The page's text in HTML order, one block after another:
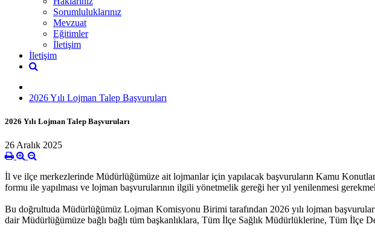
Sorumluluklarınız
Mevzuat
Eğitimler
İletişim
İletişim
2026 Yılı Lojman Talep Başvuruları
2026 Yılı Lojman Talep Başvuruları
26 Aralık 2025
İl ve ilçe merkezlerinde Müdürlüğümüze ait lojmanlar için yapılacak başvuruların Kamu
formu ile yapılması ve lojman başvurularının ilgili yönetmelik gereği her yıl yenilenmesi
Bu doğrultuda Müdürlüğümüz Lojman Komisyonu Birimi tarafından 2026 yılı lojman
dair Müdürlüğümüze bağlı bağlı tüm başkanlıklara, Tüm İlçe Sağlık Müdürlüklerine, Tüm İlçe